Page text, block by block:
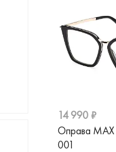
14 990 ₽
Оправа
001